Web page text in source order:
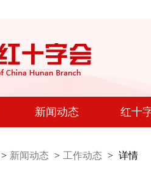
新闻动态 红十
> 新闻动态 > 工作动态 > 详情